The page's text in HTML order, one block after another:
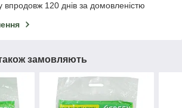
впродовж 120 днів за домовленістю
замовляють